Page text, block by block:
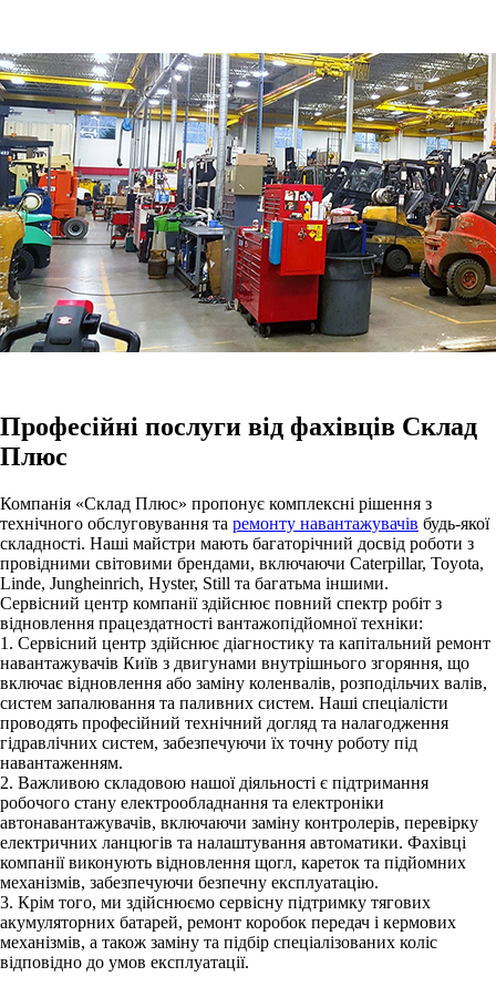
Професійні послуги від фахівців Склад
Плюс
Компанія «Склад Плюс» пропонує комплексні рішення з
технічного обслуговування та ремонту навантажувачів будь-якої
складності. Наші майстри мають багаторічний досвід роботи з
провідними світовими брендами, включаючи Caterpillar, Toyota,
Linde, Jungheinrich, Hyster, Still та багатьма іншими.
Сервісний центр компанії здійснює повний спектр робіт з
відновлення працездатності вантажопідйомної техніки:
1. Сервісний центр здійснює діагностику та капітальний ремонт
навантажувачів Київ з двигунами внутрішнього згоряння, що
включає відновлення або заміну коленвалів, розподільчих валів,
систем запалювання та паливних систем. Наші спеціалісти
проводять професійний технічний догляд та налагодження
гідравлічних систем, забезпечуючи їх точну роботу під
навантаженням.
2. Важливою складовою нашої діяльності є підтримання
робочого стану електрообладнання та електроніки
автонавантажувачів, включаючи заміну контролерів, перевірку
електричних ланцюгів та налаштування автоматики. Фахівці
компанії виконують відновлення щогл, кареток та підйомних
механізмів, забезпечуючи безпечну експлуатацію.
3. Крім того, ми здійснюємо сервісну підтримку тягових
акумуляторних батарей, ремонт коробок передач і кермових
механізмів, а також заміну та підбір спеціалізованих коліс
відповідно до умов експлуатації.